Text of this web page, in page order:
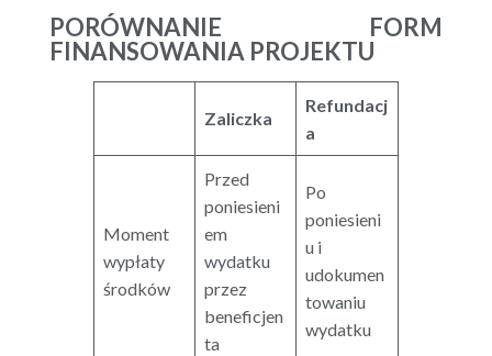
PORÓWNANIE FORM
FINANSOWANIA PROJEKTU
Zaliczka
Refundacj
a
Moment
wypłaty
środków
Przed
poniesieni
em
wydatku
przez
beneficjen
ta
Po
poniesieni
u i
udokumen
towaniu
wydatku